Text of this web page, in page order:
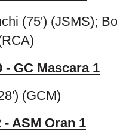
(75') (JSMS);
- GC Mascara 1
(GCM)
ASM Oran 1